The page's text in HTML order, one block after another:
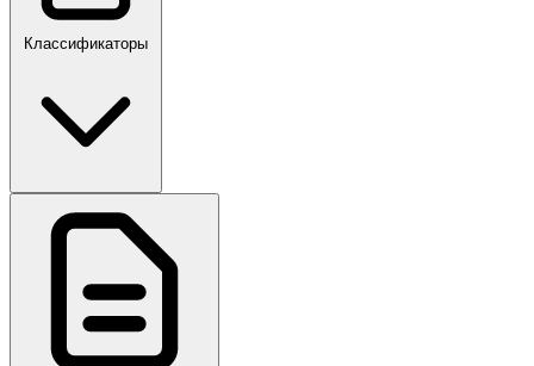
ПР,Р,ПМГ,РМГ
Классификаторы